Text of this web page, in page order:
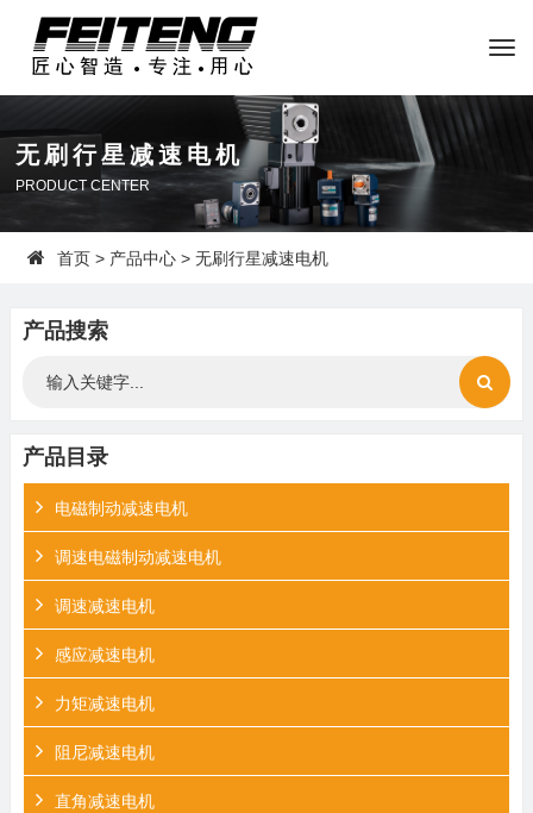
无刷行星减速电机
PRODUCT CENTER
首页 > 产品中心 > 无刷行星减速电机
产品搜索
产品目录
电磁制动减速电机
调速电磁制动减速电机
调速减速电机
感应减速电机
力矩减速电机
阻尼减速电机
直角减速电机